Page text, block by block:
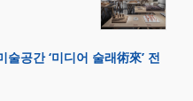
공간 ‘미디어 술래術來’ 전